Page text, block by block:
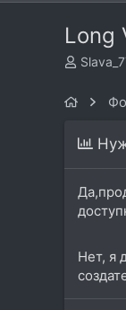
Long
А
т
ы
Нет, я